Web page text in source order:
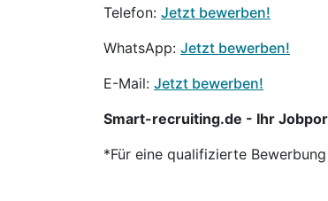
Telefon: Jetzt bewerben!
WhatsApp: Jetzt bewerben!
E-Mail: Jetzt bewerben!
Smart-recruiting.de - Ihr
*Für eine qualifizierte